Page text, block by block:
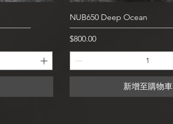
快速瀏覽
NUB650 Deep Ocean
價格
$800.00
新增至購物車